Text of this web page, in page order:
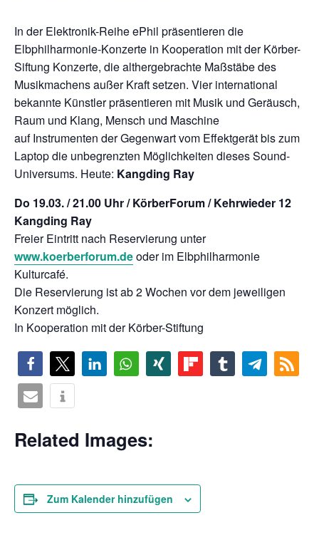
In der Elektronik-Reihe ePhil präsentieren die
Elbphilharmonie-Konzerte in Kooperation mit der Körber-
Siftung Konzerte, die althergebrachte Maßstäbe des
Musikmachens außer Kraft setzen. Vier international
bekannte Künstler präsentieren mit Musik und Geräusch,
Raum und Klang, Mensch und Maschine
auf Instrumenten der Gegenwart vom Effektgerät bis zum
Laptop die unbegrenzten Möglichkeiten dieses Sound-
Universums. Heute: Kangding Ray
Do 19.03. / 21.00 Uhr / KörberForum / Kehrwieder 12
Kangding Ray
Freier Eintritt nach Reservierung unter
www.koerberforum.deoder im Elbphilharmonie
Kulturcafé.
Die Reservierung ist ab 2 Wochen vor dem jeweiligen
Konzert möglich.
In Kooperation mit der Körber-Stiftung
Related Images:
Zum Kalender hinzufügen